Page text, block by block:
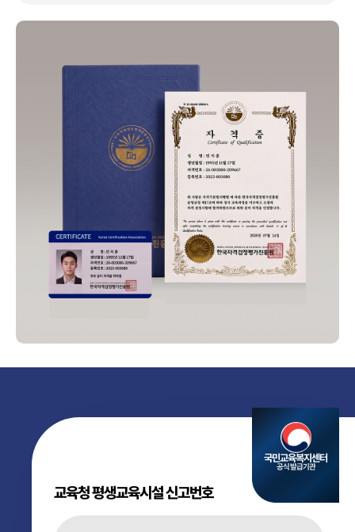
국민교육복지센터
공식 발급기관
교육청 평생교육시설 신고번호